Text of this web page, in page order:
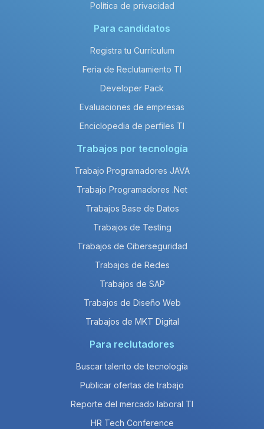
Política de privacidad
Para candidatos
Registra tu Currículum
Feria de Reclutamiento TI
Developer Pack
Evaluaciones de empresas
Enciclopedia de perfiles TI
Trabajos por tecnología
Trabajo Programadores JAVA
Trabajo Programadores .Net
Trabajos Base de Datos
Trabajos de Testing
Trabajos de Ciberseguridad
Trabajos de Redes
Trabajos de SAP
Trabajos de Diseño Web
Trabajos de MKT Digital
Para reclutadores
Buscar talento de tecnología
Publicar ofertas de trabajo
Reporte del mercado laboral TI
HR Tech Conference